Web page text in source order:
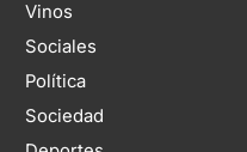
Vinos
Sociales
Política
Sociedad